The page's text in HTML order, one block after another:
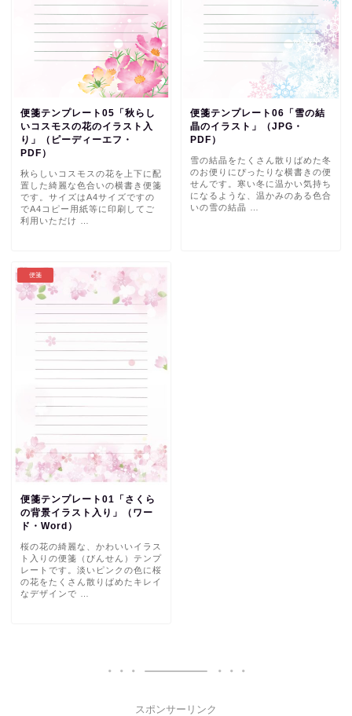
便箋テンプレート05「秋らし
いコスモスの花のイラスト入
り」（ピーディーエフ・
PDF）
秋らしいコスモスの花を上下に配
置した綺麗な色合いの横書き便箋
です。サイズはA4サイズですの
でA4コピー用紙等に印刷してご
利用いただけ …
便箋テンプレート06「雪の結
晶のイラスト」（JPG・
PDF）
雪の結晶をたくさん散りばめた冬
のお便りにぴったりな横書きの便
せんです。寒い冬に温かい気持ち
になるような、温かみのある色合
いの雪の結晶 …
便箋
便箋テンプレート01「さくら
の背景イラスト入り」（ワー
ド・Word）
桜の花の綺麗な、かわいいイラス
ト入りの便箋（びんせん）テンプ
レートです。淡いピンクの色に桜
の花をたくさん散りばめたキレイ
なデザインで …
スポンサーリンク